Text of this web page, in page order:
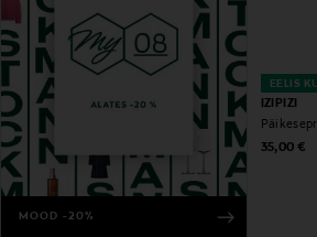
MOOD -20%
EELIS
IZIPIZI
Original
35,00 €